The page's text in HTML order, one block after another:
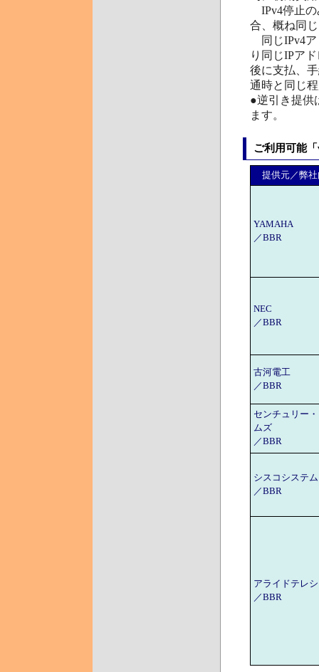
IPv4停止の
合、概ね同
同じIPv4ア
り同じIPア
後に支払、
通時と同じ
●逆引き提供
ます。
ご利用可能
提供元／弊
YAMAHA
／BBR
NEC
／BBR
古河電工
／BBR
センチュリー
ムズ
／BBR
シスコシステ
／BBR
アライドテレ
／BBR